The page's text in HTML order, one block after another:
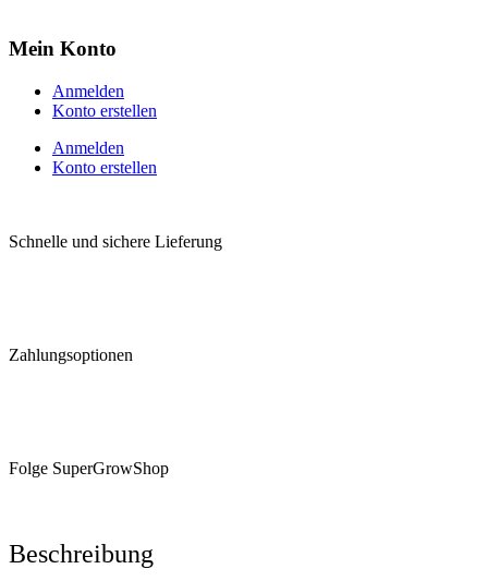
Mein Konto
Anmelden
Konto erstellen
Anmelden
Konto erstellen
Schnelle und sichere Lieferung
Zahlungsoptionen
Folge SuperGrowShop
Beschreibung